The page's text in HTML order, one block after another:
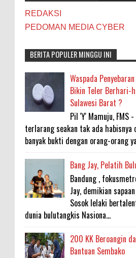
REDAKSI
PEDOMAN MEDIA CYBER
BERITA POPULER MINGGU INI
Waspada
Bikin Teler Berhari-
Sulawesi Barat ?
Pil 'Y' Mamuju, FMS
terlarang seakan tak ada habisnya
banyak bukti dengan orang-orang
Bang Jay, Pelatih
Bandung ,
Jay, demikian
Sosok lelaki
dunia bulutangkis Nasiona...
200 KK Beroangin
Bantuan Sembako